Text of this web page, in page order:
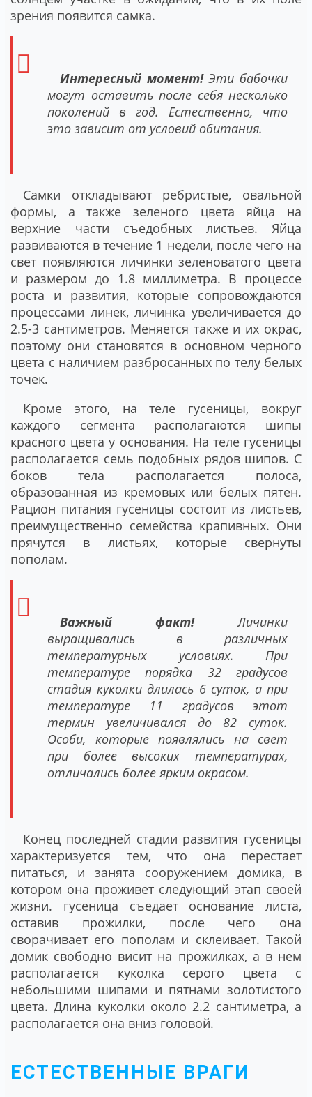
зрения появится самка.
Интересный момент!Эти бабочки
могут оставить после себя несколько
поколений в год. Естественно, что
это зависит от условий обитания.
Самки откладывают ребристые, овальной
формы, а также зеленого цвета яйца на
верхние части съедобных листьев. Яйца
развиваются в течение 1 недели, после чего на
свет появляются личинки зеленоватого цвета
и размером до 1.8 миллиметра. В процессе
роста и развития, которые сопровождаются
процессами линек, личинка увеличивается до
2.5-3 сантиметров. Меняется также и их окрас,
поэтому они становятся в основном черного
цвета с наличием разбросанных по телу белых
точек.
Кроме этого, на теле гусеницы, вокруг
каждого сегмента располагаются шипы
красного цвета у основания. На теле гусеницы
располагается семь подобных рядов шипов. С
боков тела располагается полоса,
образованная из кремовых или белых пятен.
Рацион питания гусеницы состоит из листьев,
преимущественно семейства крапивных. Они
прячутся в листьях, которые свернуты
пополам.
Важный факт!Личинки
выращивались в различных
температурных условиях. При
температуре порядка 32 градусов
стадия куколки длилась 6 суток, а при
температуре 11 градусов этот
термин увеличивался до 82 суток.
Особи, которые появлялись на свет
при более высоких температурах,
отличались более ярким окрасом.
Конец последней стадии развития гусеницы
характеризуется тем, что она перестает
питаться, и занята сооружением домика, в
котором она проживет следующий этап своей
жизни. гусеница съедает основание листа,
оставив прожилки, после чего она
сворачивает его пополам и склеивает. Такой
домик свободно висит на прожилках, а в нем
располагается куколка серого цвета с
небольшими шипами и пятнами золотистого
цвета. Длина куколки около 2.2 сантиметра, а
располагается она вниз головой.
ЕСТЕСТВЕННЫЕ ВРАГИ